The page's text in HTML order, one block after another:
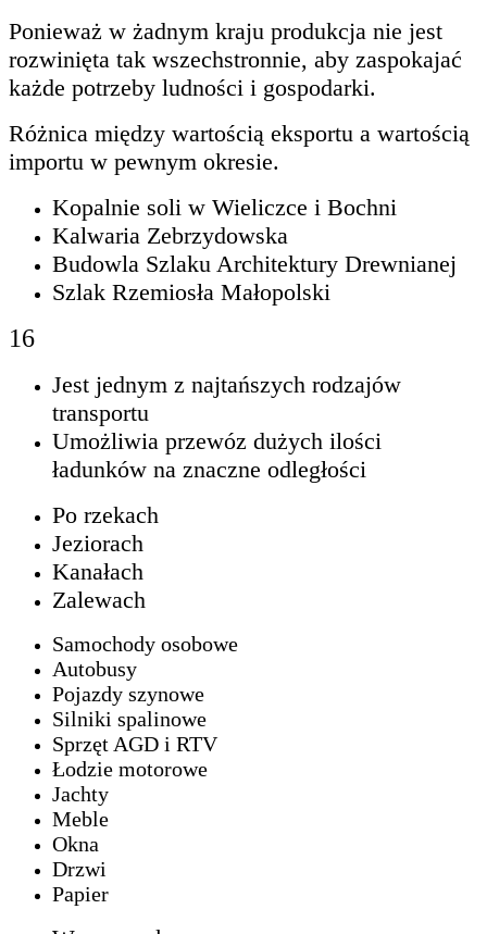
Ponieważ w żadnym kraju produkcja nie jest
rozwinięta tak wszechstronnie, aby zaspokajać
każde potrzeby ludności i gospodarki.
Różnica między wartością eksportu a wartością
importu w pewnym okresie.
Kopalnie soli w Wieliczce i Bochni
Kalwaria Zebrzydowska
Budowla Szlaku Architektury Drewnianej
Szlak Rzemiosła Małopolski
16
Jest jednym z najtańszych rodzajów
transportu
Umożliwia przewóz dużych ilości
ładunków na znaczne odległości
Po rzekach
Jeziorach
Kanałach
Zalewach
Samochody osobowe
Autobusy
Pojazdy szynowe
Silniki spalinowe
Sprzęt AGD i RTV
Łodzie motorowe
Jachty
Meble
Okna
Drzwi
Papier